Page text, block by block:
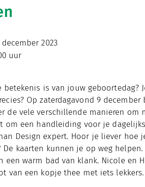
2023
uur
betekenis is van jouw geboortedag?
Op zaterdagavond 9
de vele verschillende manieren om
om een handleiding voor je
Design expert. Hoor je liever
De kaarten kunnen je op weg
een warm bad van klank. Nicole en
van een kopje thee met iets lekkers.